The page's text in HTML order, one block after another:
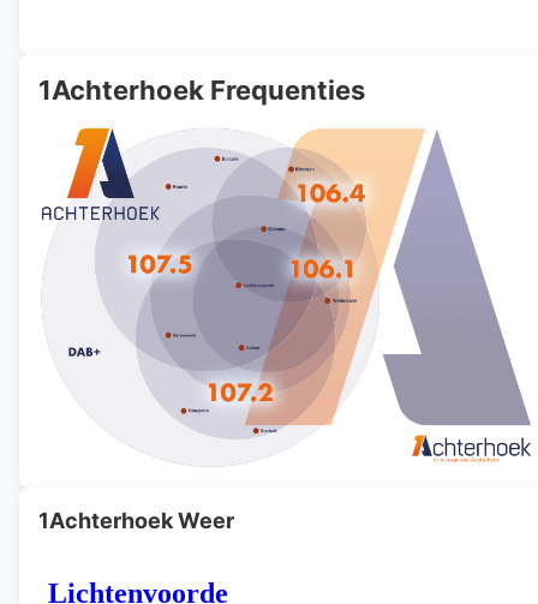
1Achterhoek Frequenties
1Achterhoek Weer